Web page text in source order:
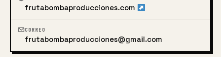
frutabombaproducciones.com
CORREO
frutabombaproducciones@gmail.com